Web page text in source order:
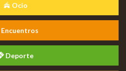
Ocio
Deporte